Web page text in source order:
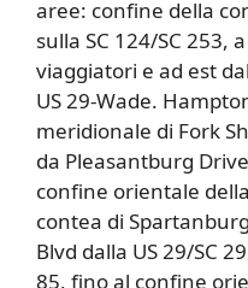
aree: confine della
sulla SC 124/SC 253,
viaggiatori e ad est
US 29-Wade.
meridionale di Fork
da Pleasantburg
confine orientale
contea di
Blvd dalla US 29/SC
85, fino al confine